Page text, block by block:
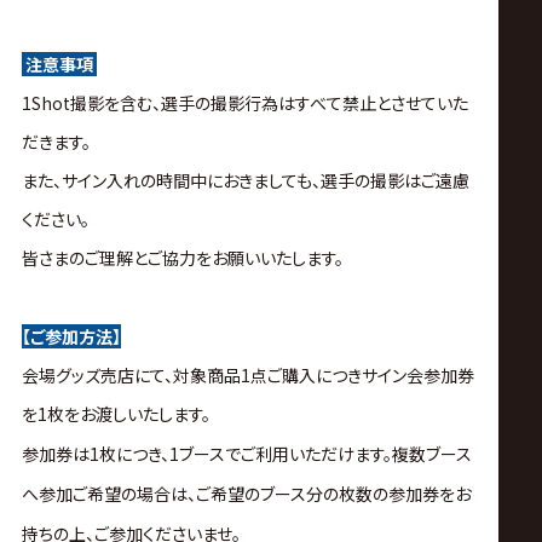
注意事項
1Shot撮影を含む、選手の撮影行為はすべて禁止とさせていた
だきます。
また、サイン入れの時間中におきましても、選手の撮影はご遠慮
ください。
皆さまのご理解とご協力をお願いいたします。
【ご参加方法】
会場グッズ売店にて、対象商品1点ご購入につきサイン会参加券
を1枚をお渡しいたします。
参加券は1枚につき、1ブースでご利用いただけます。複数ブース
へ参加ご希望の場合は、ご希望のブース分の枚数の参加券をお
持ちの上、ご参加くださいませ。